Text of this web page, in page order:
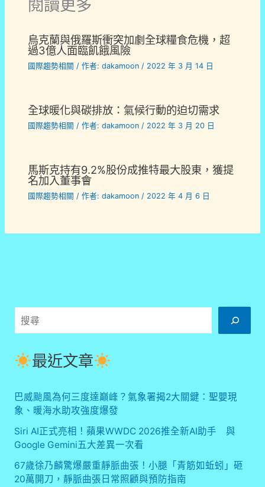
閱讀更多
烏克蘭與俄羅斯衝突加劇全球糧食危機，超
過3億人面臨飢餓風險
國際趨勢相關 / 作者:dakamoon / 2022 年 3 月 14 日
全球暖化與碳排放：氣候行動的迫切需求
國際趨勢相關 / 作者:dakamoon / 2022 年 3 月 20 日
馬斯克持有9.2%股份成推特最大股東，獲提
名加入董事會
國際趨勢相關 / 作者:dakamoon / 2022 年 4 月 6 日
搜
尋
最近文章
巴威颱風為何三度達巔峰？氣象署揭2大關鍵：聖嬰現
象、暖海水助攻強度爆發
Siri AI正式亮相！蘋果WWDC 2026推全新AI助手 與
Google Gemini五大差異一次看
67歲徐乃麟驚爆嚴重靜脈曲張！小腿「青筋如蚯蚓」砸
20萬開刀，靜脈曲張日常照顧與預防指南